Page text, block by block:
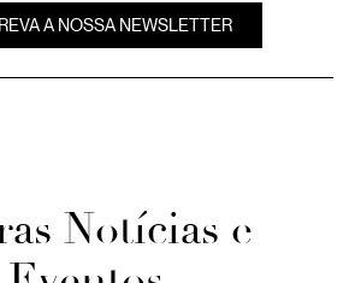
A NOSSA NEWSLETTER
Notícias e